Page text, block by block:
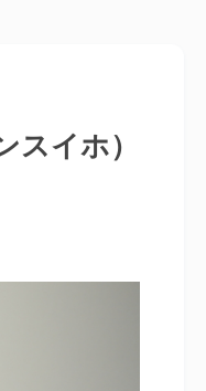
スイホ）